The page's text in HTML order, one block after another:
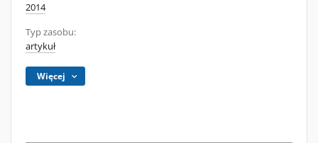
2014
Typ zasobu:
artykuł
Więcej